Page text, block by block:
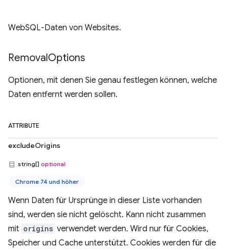
WebSQL-Daten von Websites.
RemovalOptions
Optionen, mit denen Sie genau festlegen können, welche
Daten entfernt werden sollen.
ATTRIBUTE
excludeOrigins
string[] optional
Chrome 74 und höher
Wenn Daten für Ursprünge in dieser Liste vorhanden
sind, werden sie nicht gelöscht. Kann nicht zusammen
mit origins verwendet werden. Wird nur für Cookies,
Speicher und Cache unterstützt. Cookies werden für die